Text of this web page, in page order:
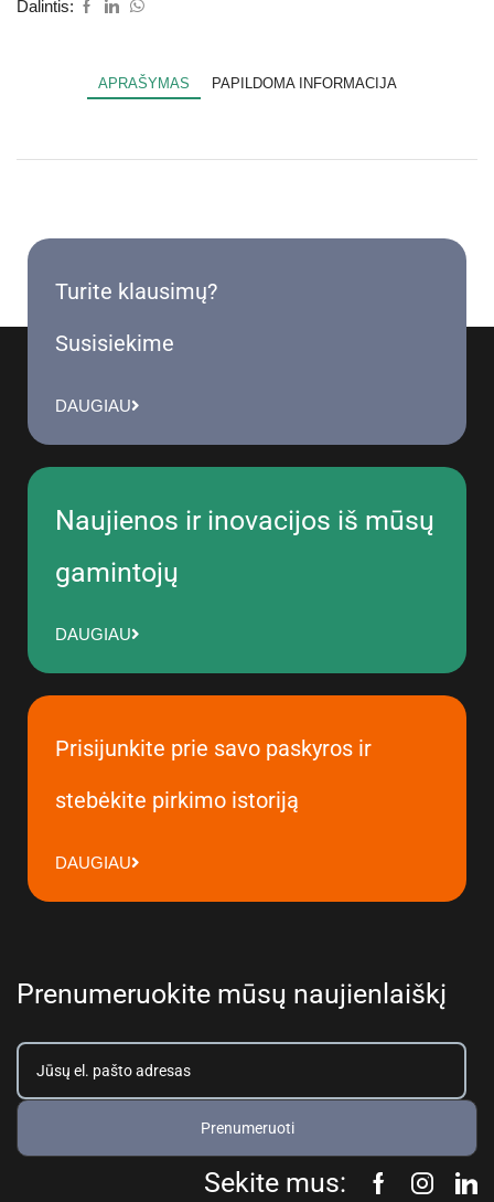
Dalintis:
APRAŠYMAS PAPILDOMA INFORMACIJA
Turite klausimų?
Susisiekime
DAUGIAU
Naujienos ir inovacijos iš mūsų
gamintojų
DAUGIAU
Prisijunkite prie savo paskyros ir
stebėkite pirkimo istoriją
DAUGIAU
Prenumeruokite mūsų naujienlaiškį
Prenumeruoti
Sekite mus: